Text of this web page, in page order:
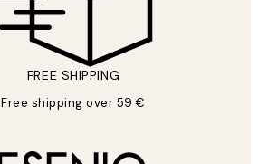
FREE SHIPPING
Free shipping over 59 €